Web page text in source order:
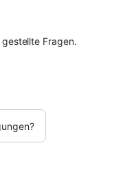
Fragen.